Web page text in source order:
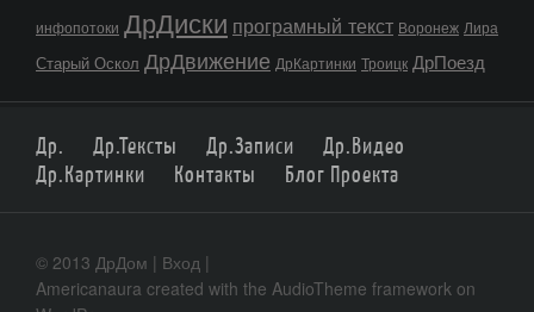
инфопотоки ДрДиски програмный текст Воронеж Лира
Старый Оскол ДрДвижение ДрКартинки Троицк ДрПоезд
Др. Др.Тексты Др.Записи
Др.Видео
Др.Картинки
Контакты Блог Проекта
© 2013 ДрДом | Вход |
Americanaura created with the AudioTheme framework on